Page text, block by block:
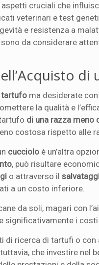
cruciali che
veterinari e test
e resistenza a
da considerare
di
tartufo ma desiderate
la qualità e
di una razza meno
costosa rispetto alle
cucciolo è un’altra
, può risultare
o attraverso il
a un costo inferiore.
da soli, magari con
significativamente i
di ricerca di tartufi o
che investire nel